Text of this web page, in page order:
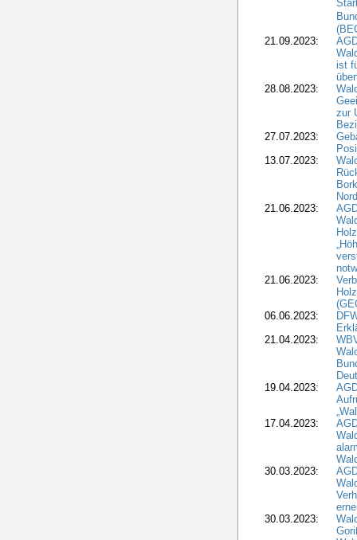
21.09.2023:
ist
28.08.2023:
zur
27.07.2023:
13.07.2023:
21.06.2023:
21.06.2023:
06.06.2023:
21.04.2023:
19.04.2023:
17.04.2023:
30.03.2023:
30.03.2023: